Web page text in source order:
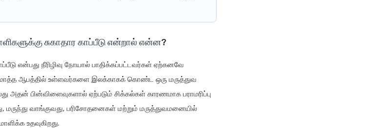
சுகாதார காப்பீடு என்றால் என்ன?
என்பது நீரிழிவு நோயால் பாதிக்கப்பட்டவர்கள் ஏற்கனவே
ஆபத்தில் உள்ளவர்களை இலக்காகக் கொண்ட ஒரு மருத்துவ
அதன் பின்விளைவுகளால் ஏற்படும் சிக்கல்கள் காரணமாக பராமரிப்பு
மருந்து வாங்குவது, பரிசோதனைகள் மற்றும் மருத்துவமனையில்
உதவுகிறது.